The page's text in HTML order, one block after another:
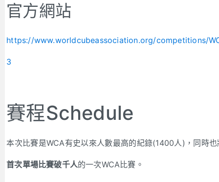
官方網站
https://www.worldcubeassociation.org/competitions/
3
賽程Schedule
本次比賽是WCA有史以來人數最高的紀錄(1400人)，同時
首次單場比賽破千人的一次WCA比賽。